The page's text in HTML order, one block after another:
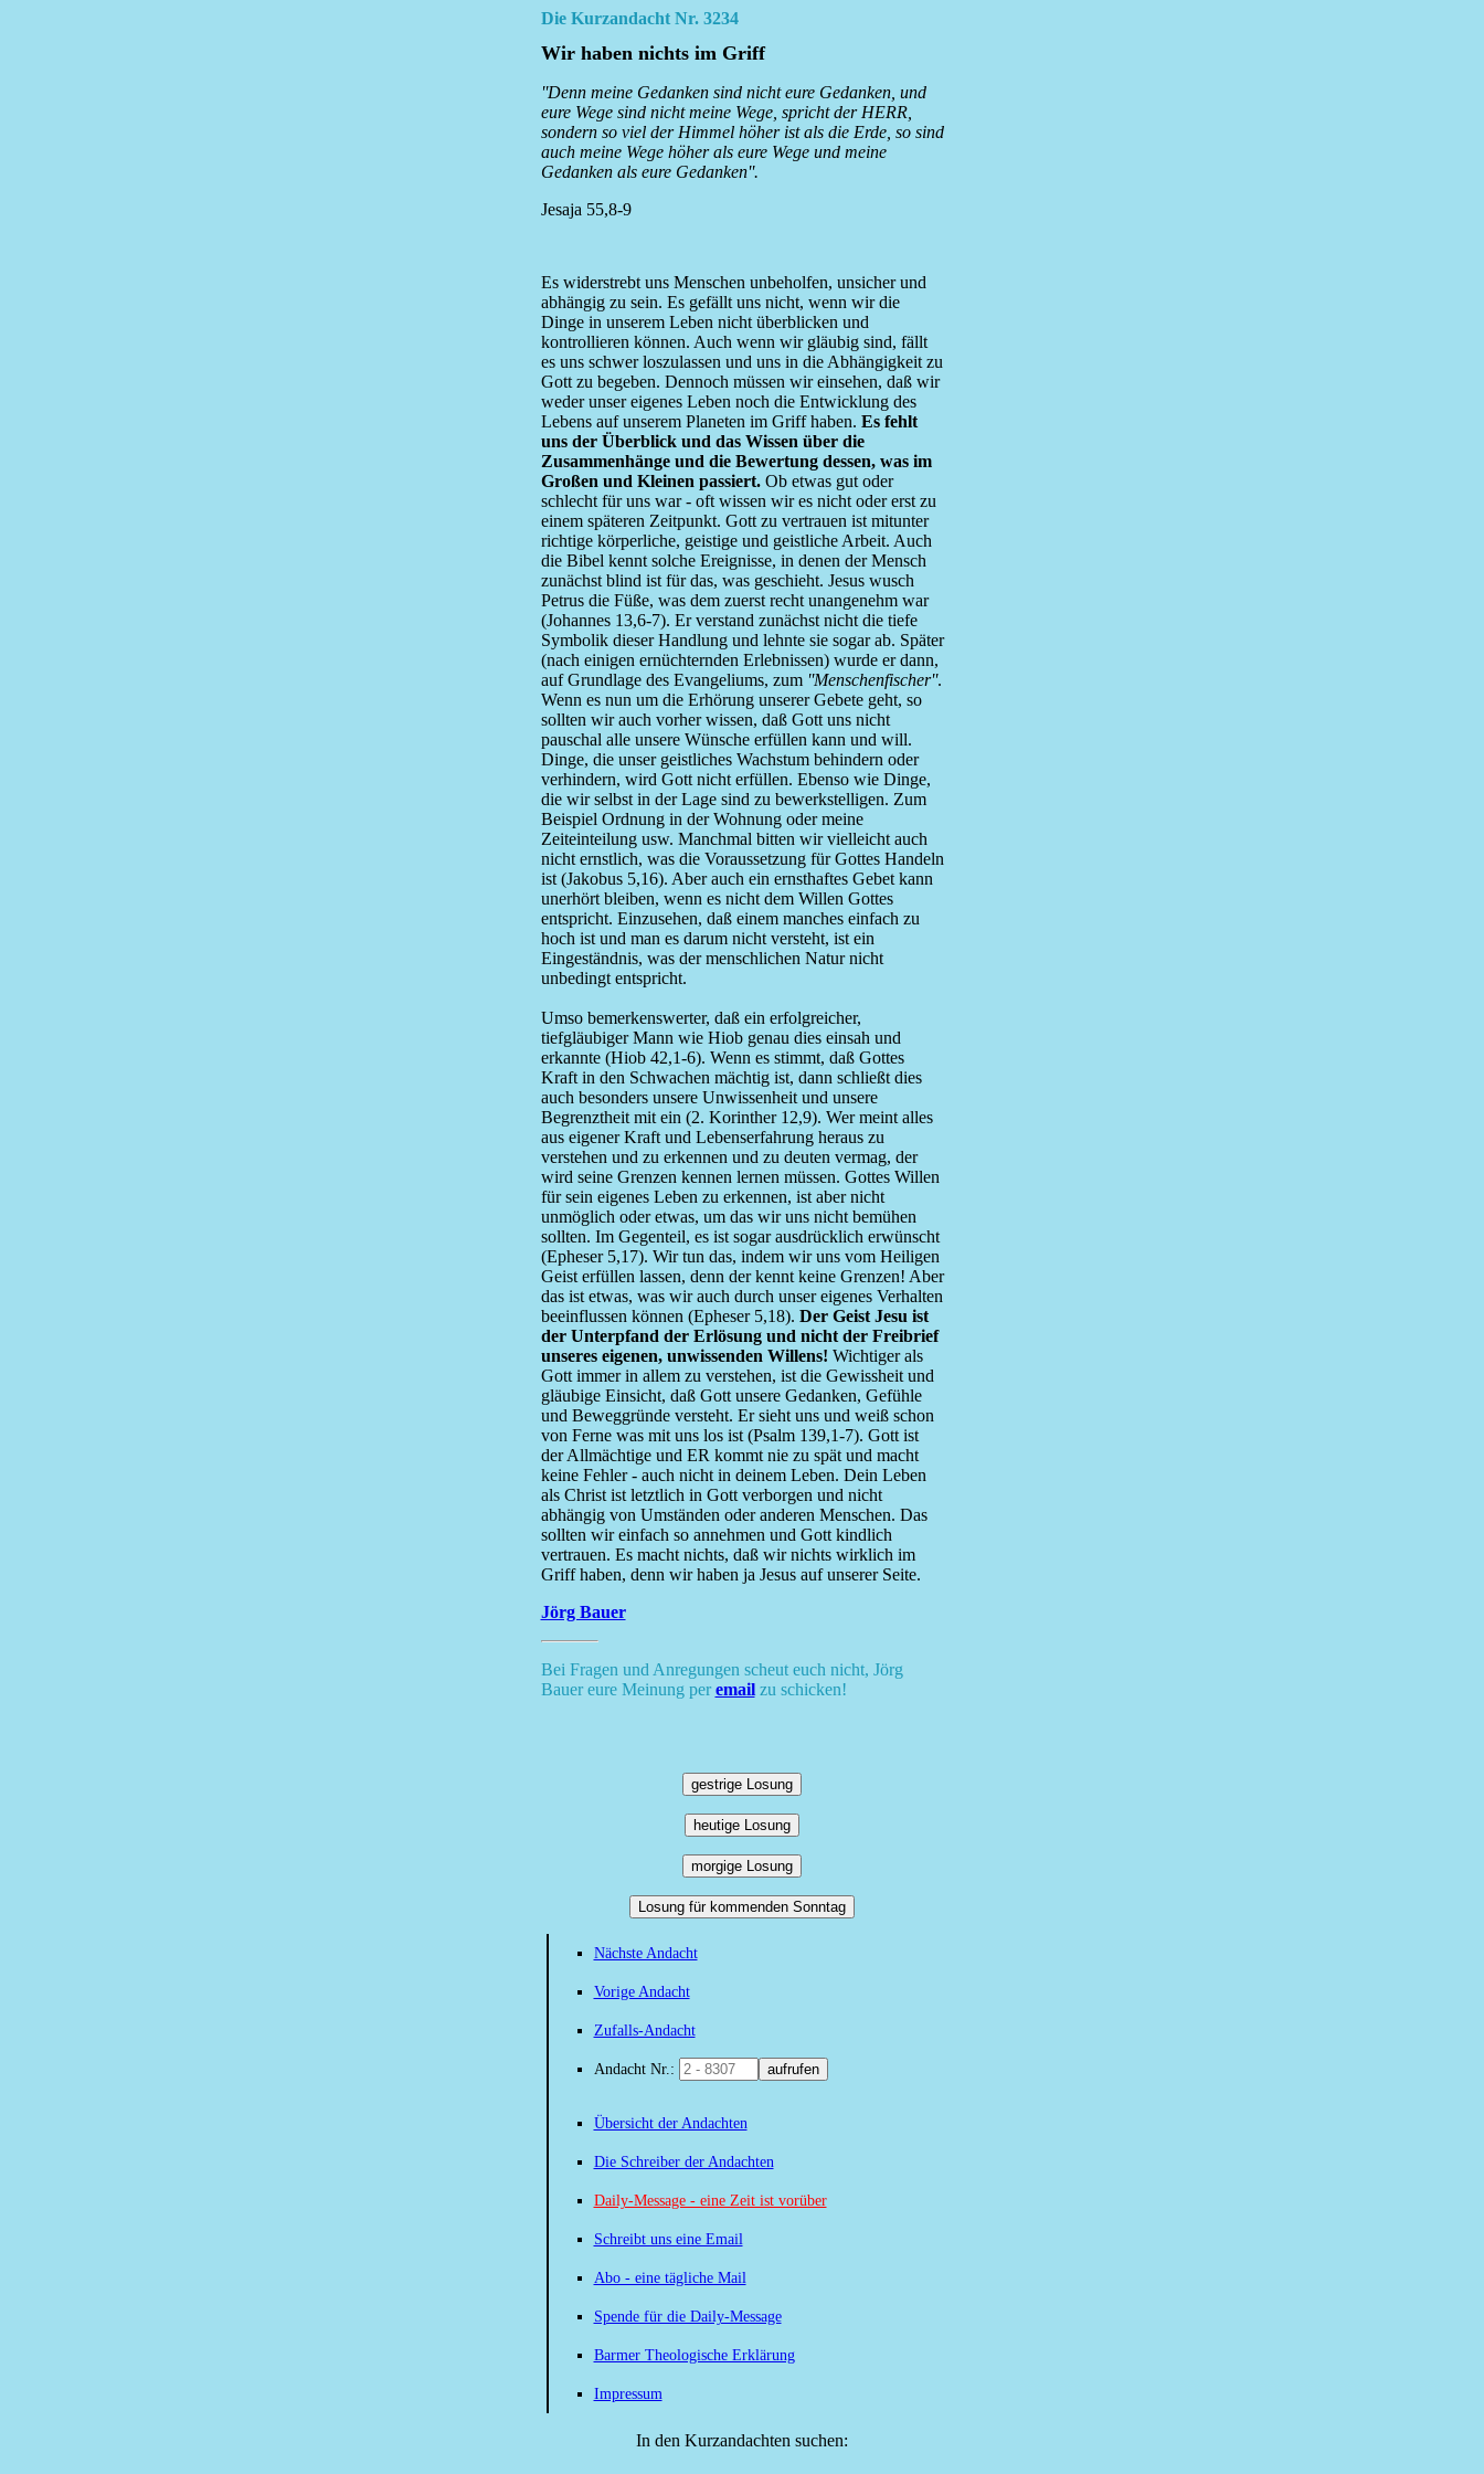
Die Kurzandacht Nr. 3234
Wir haben nichts im Griff
''Denn meine Gedanken sind nicht eure Gedanken, und
eure Wege sind nicht meine Wege, spricht der HERR,
sondern so viel der Himmel höher ist als die Erde, so sind
auch meine Wege höher als eure Wege und meine
Gedanken als eure Gedanken''.
Jesaja 55,8-9
Es widerstrebt uns Menschen unbeholfen, unsicher und
abhängig zu sein. Es gefällt uns nicht, wenn wir die
Dinge in unserem Leben nicht überblicken und
kontrollieren können. Auch wenn wir gläubig sind, fällt
es uns schwer loszulassen und uns in die Abhängigkeit zu
Gott zu begeben. Dennoch müssen wir einsehen, daß wir
weder unser eigenes Leben noch die Entwicklung des
Lebens auf unserem Planeten im Griff haben. Es fehlt
uns der Überblick und das Wissen über die
Zusammenhänge und die Bewertung dessen, was im
Großen und Kleinen passiert.Ob etwas gut oder
schlecht für uns war - oft wissen wir es nicht oder erst zu
einem späteren Zeitpunkt. Gott zu vertrauen ist mitunter
richtige körperliche, geistige und geistliche Arbeit. Auch
die Bibel kennt solche Ereignisse, in denen der Mensch
zunächst blind ist für das, was geschieht. Jesus wusch
Petrus die Füße, was dem zuerst recht unangenehm war
(Johannes 13,6-7). Er verstand zunächst nicht die tiefe
Symbolik dieser Handlung und lehnte sie sogar ab. Später
(nach einigen ernüchternden Erlebnissen) wurde er dann,
auf Grundlage des Evangeliums, zum ''Menschenfischer''.
Wenn es nun um die Erhörung unserer Gebete geht, so
sollten wir auch vorher wissen, daß Gott uns nicht
pauschal alle unsere Wünsche erfüllen kann und will.
Dinge, die unser geistliches Wachstum behindern oder
verhindern, wird Gott nicht erfüllen. Ebenso wie Dinge,
die wir selbst in der Lage sind zu bewerkstelligen. Zum
Beispiel Ordnung in der Wohnung oder meine
Zeiteinteilung usw. Manchmal bitten wir vielleicht auch
nicht ernstlich, was die Voraussetzung für Gottes Handeln
ist (Jakobus 5,16). Aber auch ein ernsthaftes Gebet kann
unerhört bleiben, wenn es nicht dem Willen Gottes
entspricht. Einzusehen, daß einem manches einfach zu
hoch ist und man es darum nicht versteht, ist ein
Eingeständnis, was der menschlichen Natur nicht
unbedingt entspricht.
Umso bemerkenswerter, daß ein erfolgreicher,
tiefgläubiger Mann wie Hiob genau dies einsah und
erkannte (Hiob 42,1-6). Wenn es stimmt, daß Gottes
Kraft in den Schwachen mächtig ist, dann schließt dies
auch besonders unsere Unwissenheit und unsere
Begrenztheit mit ein (2. Korinther 12,9). Wer meint alles
aus eigener Kraft und Lebenserfahrung heraus zu
verstehen und zu erkennen und zu deuten vermag, der
wird seine Grenzen kennen lernen müssen. Gottes Willen
für sein eigenes Leben zu erkennen, ist aber nicht
unmöglich oder etwas, um das wir uns nicht bemühen
sollten. Im Gegenteil, es ist sogar ausdrücklich erwünscht
(Epheser 5,17). Wir tun das, indem wir uns vom Heiligen
Geist erfüllen lassen, denn der kennt keine Grenzen! Aber
das ist etwas, was wir auch durch unser eigenes Verhalten
beeinflussen können (Epheser 5,18). Der Geist Jesu ist
der Unterpfand der Erlösung und nicht der Freibrief
unseres eigenen, unwissenden Willens! Wichtiger als
Gott immer in allem zu verstehen, ist die Gewissheit und
gläubige Einsicht, daß Gott unsere Gedanken, Gefühle
und Beweggründe versteht. Er sieht uns und weiß schon
von Ferne was mit uns los ist (Psalm 139,1-7). Gott ist
der Allmächtige und ER kommt nie zu spät und macht
keine Fehler - auch nicht in deinem Leben. Dein Leben
als Christ ist letztlich in Gott verborgen und nicht
abhängig von Umständen oder anderen Menschen. Das
sollten wir einfach so annehmen und Gott kindlich
vertrauen. Es macht nichts, daß wir nichts wirklich im
Griff haben, denn wir haben ja Jesus auf unserer Seite.
Jörg Bauer
Bei Fragen und Anregungen scheut euch nicht, Jörg
Bauer eure Meinung peremailzu schicken!
gestrige Losung
heutige Losung
morgige Losung
Losung für kommenden Sonntag
Nächste Andacht
Vorige Andacht
Zufalls-Andacht
Andacht Nr.: aufrufen
Übersicht der Andachten
Die Schreiber der Andachten
Daily-Message - eine Zeit ist vorüber
Schreibt uns eine Email
Abo - eine tägliche Mail
Spende für die Daily-Message
Barmer Theologische Erklärung
Impressum
In den Kurzandachten suchen: